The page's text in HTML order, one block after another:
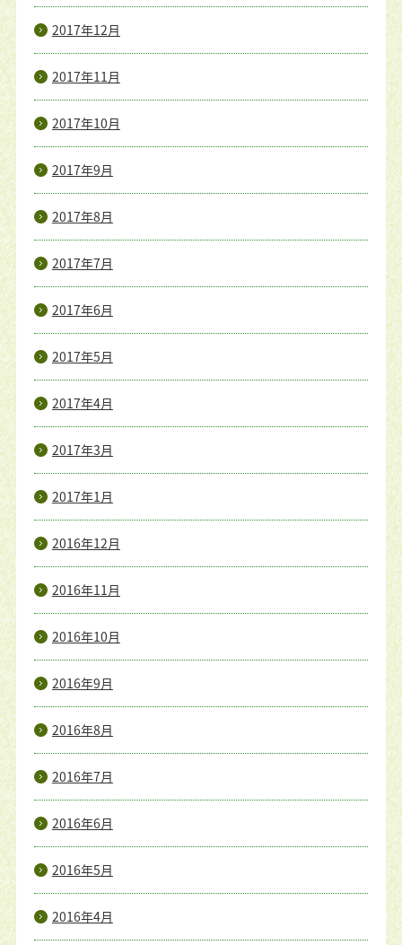
2017年12月
2017年11月
2017年10月
2017年9月
2017年8月
2017年7月
2017年6月
2017年5月
2017年4月
2017年3月
2017年1月
2016年12月
2016年11月
2016年10月
2016年9月
2016年8月
2016年7月
2016年6月
2016年5月
2016年4月